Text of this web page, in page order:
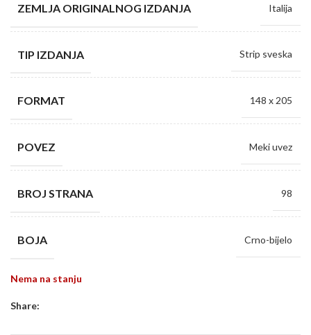
ZEMLJA ORIGINALNOG IZDANJA Italija
TIP IZDANJA Strip sveska
FORMAT 148 x 205
POVEZ Meki uvez
BROJ STRANA 98
BOJA Crno-bijelo
Nema na stanju
Share: